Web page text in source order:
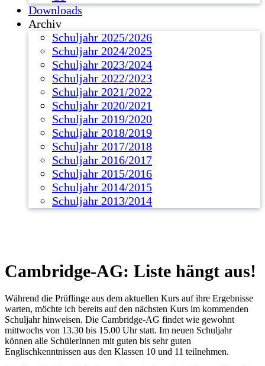
Downloads
Archiv
Schuljahr 2025/2026
Schuljahr 2024/2025
Schuljahr 2023/2024
Schuljahr 2022/2023
Schuljahr 2021/2022
Schuljahr 2020/2021
Schuljahr 2019/2020
Schuljahr 2018/2019
Schuljahr 2017/2018
Schuljahr 2016/2017
Schuljahr 2015/2016
Schuljahr 2014/2015
Schuljahr 2013/2014
Cambridge-AG: Liste hängt aus!
Während die Prüflinge aus dem aktuellen Kurs auf ihre Ergebnisse
warten, möchte ich bereits auf den nächsten Kurs im kommenden
Schuljahr hinweisen. Die Cambridge-AG findet wie gewohnt
mittwochs von 13.30 bis 15.00 Uhr statt. Im neuen Schuljahr
können alle SchülerInnen mit guten bis sehr guten
Englischkenntnissen aus den Klassen 10 und 11 teilnehmen.